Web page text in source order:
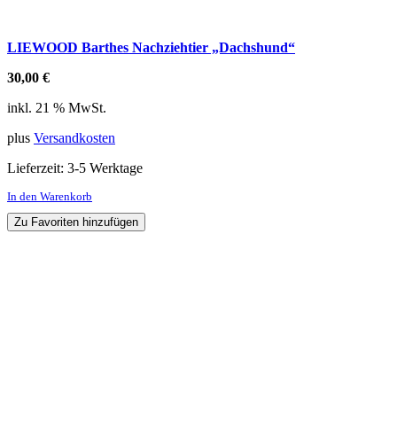
LIEWOOD Barthes Nachziehtier „Dachshund“
30,00 €
inkl. 21 % MwSt.
plus Versandkosten
Lieferzeit: 3-5 Werktage
In den Warenkorb
Zu Favoriten hinzufügen